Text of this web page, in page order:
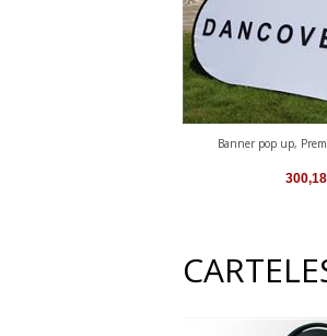
Banner pop up,
300,18